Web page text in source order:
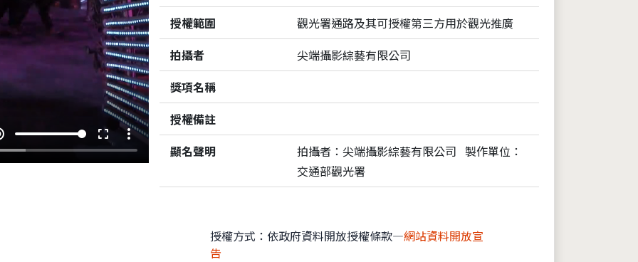
fullscreen more_vert
授權範圍
觀光署通路及其可授權第三方用於觀光推廣
拍攝者
尖端攝影綜藝有限公司
獎項名稱
授權備註
顯名聲明
拍攝者：尖端攝影綜藝有限公司 製作單位：
交通部觀光署
授權方式：依政府資料開放授權條款—網站資料開放宣
告